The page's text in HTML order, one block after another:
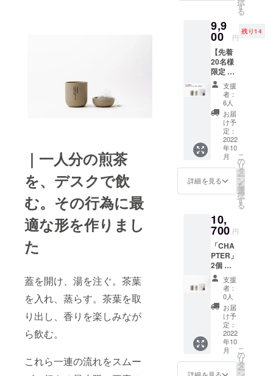
｜一人分の煎茶
を、デスクで飲
む。その行為に最
適な形を作りまし
た
蓋を開け、湯を注ぐ。茶葉
を入れ、蒸らす。茶葉を取
り出し、香りを楽しみなが
ら飲む。
これら一連の流れをスムー
=========
月 ※未
※TOP画
像の色
はクレ
イベー
ジュで
す。 ※
色はク
リアグ
レー・
マット
ブラッ
ク・ク
レイ
ベー
ジュの3
お選び
いただ
本製品
は磁器
製品
（焼き
物）の
ため、
焼きム
ラやロ
ゴの欠
けなど
の個体
差があ
りま
す。プ
ロジェ
ポン
コード
※有効期
限は発
行日か
ら180日
間で
す。 ※
クーポ
ンコー
ドは、
メッ
セージ
機能に
てお知
しま
す。 ■
112mm
幅：
76mm
■賞味期
限 煎茶
ティー
バッ
グ １
０ヶ
月 ※未
開封
※TOP画
像の色
はクレ
イベー
お礼の
メッ
セージ
カード
・美濃
加茂茶
舗オン
ライン
ストア
で何度
でもご
利用頂
ける
10%OF
Fのクー
ポン
コード
※有効期
ら180日
間で
す。 ※
クーポ
ンコー
ドは、
メッ
セージ
機能に
てお知
らせ致
しま
す。 ■
仕様 高
さ：
112mm
プ
個 ・美
濃加茂
茶舗の
煎茶／
ほうじ
茶
ティー
バッ
グ ※
ティー
バッグ1
個で2杯
分お楽
しみい
ただけ
ます ・
お礼の
・美濃
加茂茶
舗オン
ライン
ストア
で何度
でもご
利用頂
ける
10%OF
Fのクー
ポン
コード
※有効期
限は発
行日か
す
る
9,9
00 円
残り14
【先着
20名様
限定 早
割】
CHAPT
ER2個
＋煎茶
／ほう
じ茶
ティー
バッグ2
ターン
内容 ・
CHAPT
ER[チャ
ター]×2
個 ・美
濃加茂
茶舗の
煎茶
ティー
バッグ
（3g×8
個入
り）／
ほうじ
ティー
バッグ
（3g×8
個入
り）※
支援
者：
6人
お届
け予
定：
2022
年10
月
詳細を見る
こ
の
リ
タ
ー
ン
を
選
択
す
る
10,
700 円
「CHA
PTER」
2個 ＋
お試し
用煎茶
／ほう
じ茶
ティー
バッグ
各1個 ■
リター
ン内容
・
CHAPT
支援
者：
0人
お届
け予
定：
2022
年10
月
こ
の
リ
タ
ー